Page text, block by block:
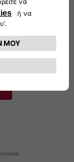
έως τις
ημερών
πελατών